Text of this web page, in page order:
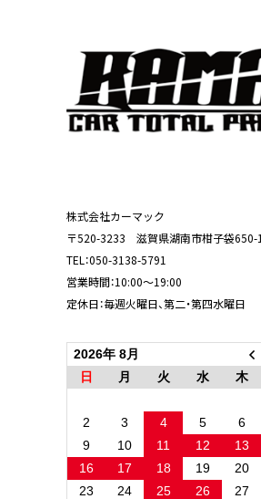
株式会社カーマック
〒520-3233 滋賀県湖南市柑子袋650-
TEL：050-3138-5791
営業時間：10:00～19:00
定休日：毎週火曜日、第二・第四水曜日
2026年 8月
日
月 火 水 木
2
3 4 5 6
9
10 11 12 13
16
17 18 19 20
23
24 25 26 27